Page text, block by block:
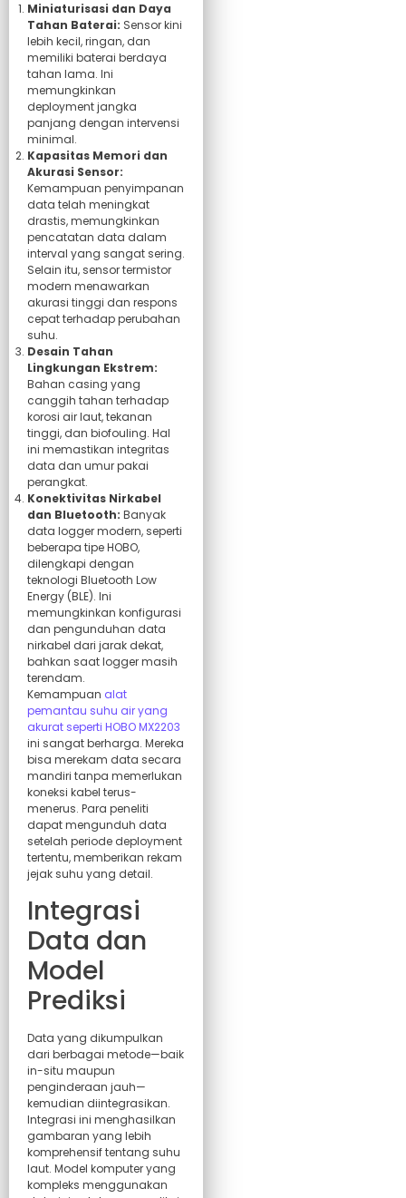
Miniaturisasi dan Daya
Tahan Baterai: Sensor kini
lebih kecil, ringan, dan
memiliki baterai berdaya
tahan lama. Ini
memungkinkan
deployment jangka
panjang dengan intervensi
minimal.
Kapasitas Memori dan
Akurasi Sensor:
Kemampuan penyimpanan
data telah meningkat
drastis, memungkinkan
pencatatan data dalam
interval yang sangat sering.
Selain itu, sensor termistor
modern menawarkan
akurasi tinggi dan respons
cepat terhadap perubahan
suhu.
Desain Tahan
Lingkungan Ekstrem:
Bahan casing yang
canggih tahan terhadap
korosi air laut, tekanan
tinggi, dan biofouling. Hal
ini memastikan integritas
data dan umur pakai
perangkat.
Konektivitas Nirkabel
dan Bluetooth: Banyak
data logger modern, seperti
beberapa tipe HOBO,
dilengkapi dengan
teknologi Bluetooth Low
Energy (BLE). Ini
memungkinkan konfigurasi
dan pengunduhan data
nirkabel dari jarak dekat,
bahkan saat logger masih
terendam.
Kemampuan alat
pemantau suhu air yang
akurat seperti HOBO MX2203
ini sangat berharga. Mereka
bisa merekam data secara
mandiri tanpa memerlukan
koneksi kabel terus-
menerus. Para peneliti
dapat mengunduh data
setelah periode deployment
tertentu, memberikan rekam
jejak suhu yang detail.
Integrasi
Data dan
Model
Prediksi
Data yang dikumpulkan
dari berbagai metode—baik
in-situ maupun
penginderaan jauh—
kemudian diintegrasikan.
Integrasi ini menghasilkan
gambaran yang lebih
komprehensif tentang suhu
laut. Model komputer yang
kompleks menggunakan